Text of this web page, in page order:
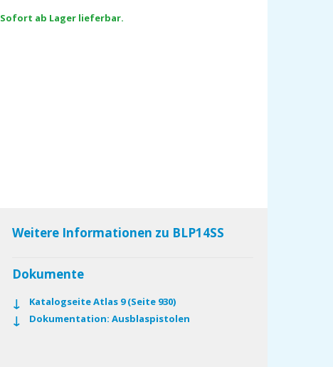
Sofort ab Lager lieferbar.
Weitere Informationen zu BLP14SS
Dokumente
Katalogseite Atlas 9 (Seite 930)
Dokumentation: Ausblaspistolen